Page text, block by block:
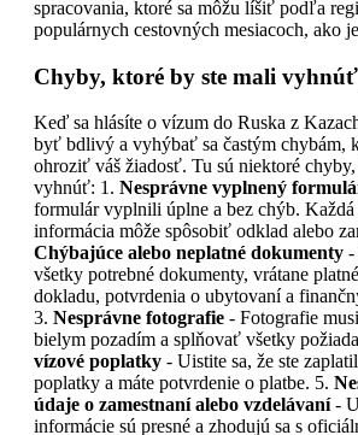
spracovania, ktoré sa môžu líšiť podľa
populárnych cestovných mesiacoch, ako
Chyby, ktoré by ste mali
Keď sa hlásíte o vízum do Ruska z
byť bdlivý a vyhýbať sa častým chybám,
ohroziť váš žiadosť. Tu sú niektoré
vyhnúť: 1. Nesprávne vyplnený
formulár vyplnili úplne a bez chýb. Každá
informácia môže spôsobiť odklad alebo
Chýbajúce alebo neplatné dokumenty -
všetky potrebné dokumenty, vrátane
dokladu, potvrdenia o ubytovaní a
3. Nesprávne fotografie - Fotografie
bielym pozadím a splňovať všetky
vízové poplatky - Uistite sa, že ste
poplatky a máte potvrdenie o platbe. 5.
údaje o zamestnaní alebo vzdelávaní-
informácie sú presné a zhodujú sa s